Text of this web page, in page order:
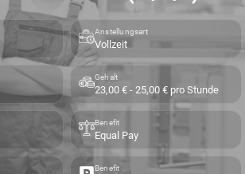
Anstellungsart
Vollzeit
Gehalt
23,00 € - 25,00 € pro Stunde
Benefit
Equal Pay
Benefit